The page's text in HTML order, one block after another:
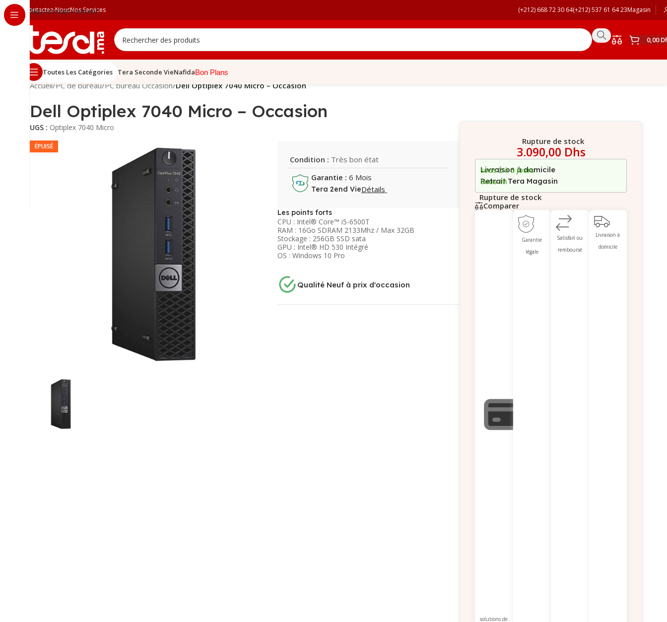
Skip to main content
Contactez-NousNos Services (+212) 668 72 30 64(+212) 537 61 64 23Magasin
0,00
Toutes Les Catégories Tera Seconde VieNafidaBon Plans
Accueil/PC de bureau/PC bureau Occasion/Dell Optiplex 7040 Micro – Occasion
Dell Optiplex 7040 Micro – Occasion
UGS : Optiplex 7040 Micro
ÉPUISÉ
Condition : Très bon état
Garantie : 6 Mois
Tera 2end VieDétails
Les points forts
CPU : Intel® Core™ i5-6500T
RAM : 16Go SDRAM 2133Mhz / Max 32GB
Stockage : 256GB SSD sata
GPU : Intel® HD 530 Intégré
OS : Windows 10 Pro
Qualité Neuf à prix d'occasion
Rupture de stock
3.090,00 Dhs
Livraison à domicile
sous 2 à 5 jours
Retrait Tera Magasin
Sous 1h
Rupture de stock
Comparer
solutions de
Garantie
légale
Satisfait ou
remboursé
Livraison à
domicile